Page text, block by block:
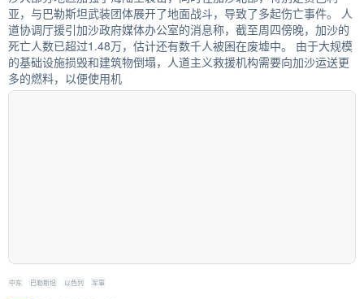
亚，与巴勒斯坦武装团体展开了地面战斗，导致了多起伤亡事件。 人
道协调厅援引加沙政府媒体办公室的消息称，截至周四傍晚，加沙的
死亡人数已超过1.48万，估计还有数千人被困在废墟中。 由于大规模
的基础设施损毁和建筑物倒塌，人道主义救援机构需要向加沙运送更
多的燃料，以便使用机
中东 巴勒斯坦 以色列 军事